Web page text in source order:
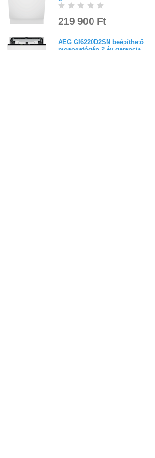
219 900 Ft
AEG GI6220D2SN beépíthető
mosogatógép 2 év garancia